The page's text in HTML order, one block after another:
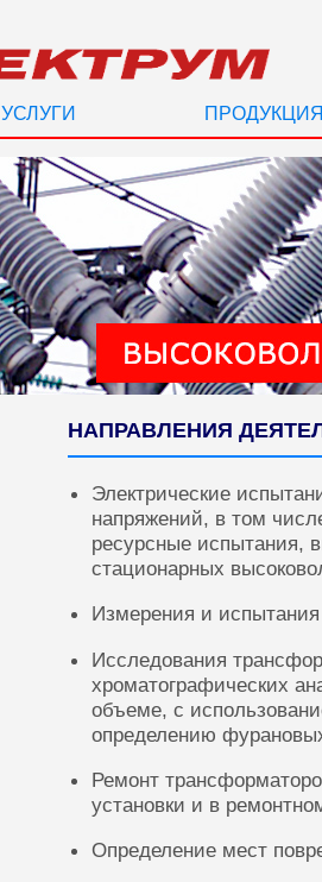
УСЛУГИ ПРОДУКЦИЯ
НАПРАВЛЕНИЯ
Электрические
напряжений, в том
ресурсные испытания,
стационарных
Измерения и испытания
Исследования
хроматографических
объеме, с
определению
Ремонт
установки и в
Определение мест